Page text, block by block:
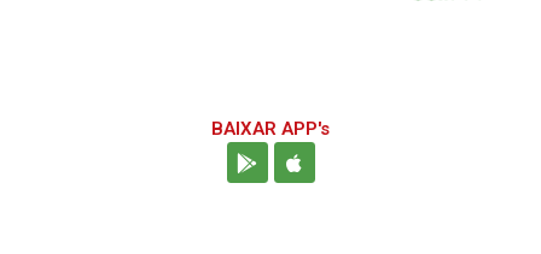
BAIXAR APP's